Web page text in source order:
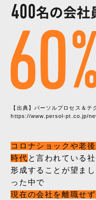
【出典】パーソルプロセス＆テ
https://www.persol-pt.co.jp/
コロナショックや老
時代 と言われている
形成することが望ま
った中で
現在の会社を離職せ